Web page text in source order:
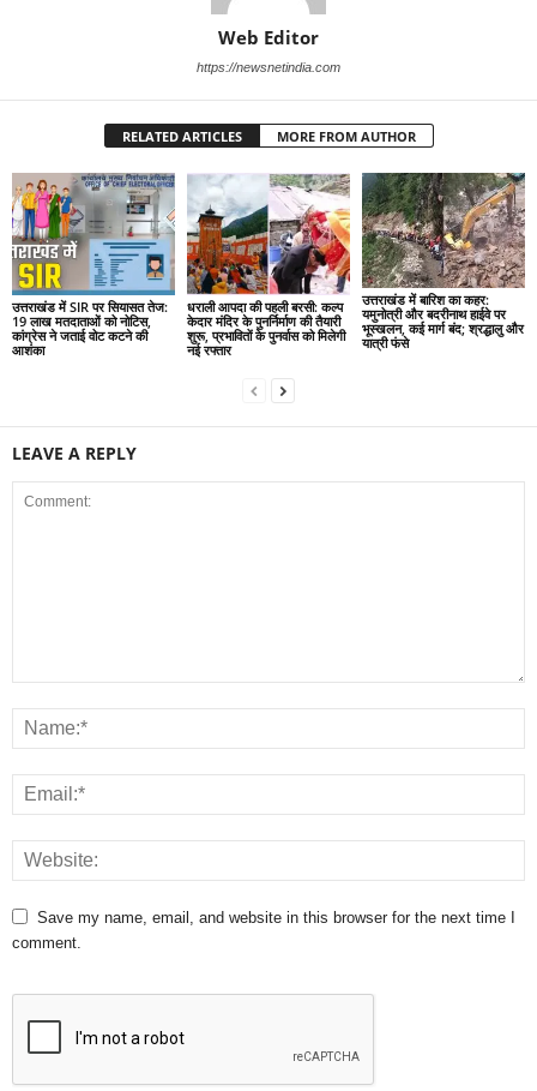
Web Editor
https://newsnetindia.com
RELATED ARTICLES MORE FROM AUTHOR
उत्तराखंड में SIR पर सियासत तेज:
19 लाख मतदाताओं को नोटिस,
कांग्रेस ने जताई वोट कटने की
आशंका
धराली आपदा की पहली बरसी: कल्प
केदार मंदिर के पुनर्निर्माण की तैयारी
शुरू, प्रभावितों के पुनर्वास को मिलेगी
नई रफ्तार
उत्तराखंड में बारिश का कहर:
यमुनोत्री और बदरीनाथ हाईवे पर
भूस्खलन, कई मार्ग बंद; श्रद्धालु और
यात्री फंसे
LEAVE A REPLY
Save my name, email, and website in this browser for the next time I
comment.